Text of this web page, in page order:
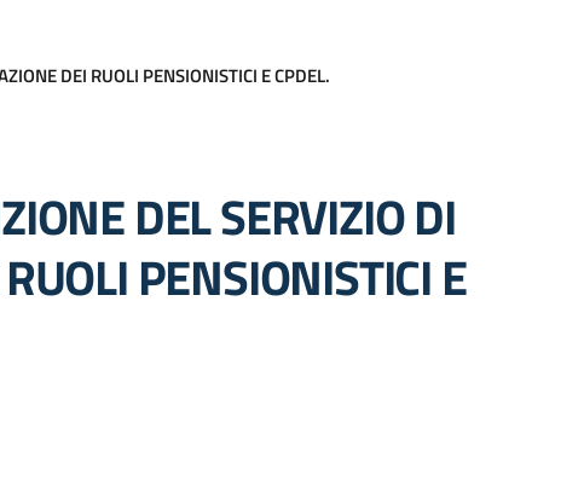
DEI RUOLI PENSIONISTICI E CPDEL.
DEL SERVIZIO DI
PENSIONISTICI E